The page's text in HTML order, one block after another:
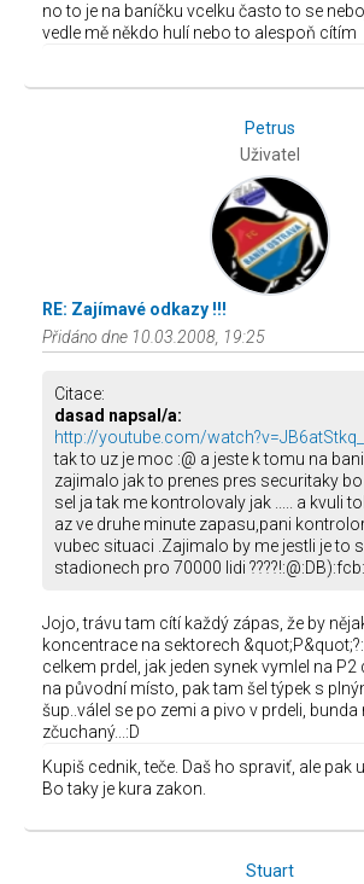
no to je na baníčku vcelku často to se
vedle mě někdo hulí nebo to alespoň cítím
Petrus
Uživatel
RE: Zajímavé odkazy !!!
Přidáno dne 10.03.2008, 19:25
Citace:
dasad napsal/a:
http://youtube.com/
tak to uz je moc :@ a jeste k tomu na
zajimalo jak to prenes pres securitaky
sel ja tak me kontrolovaly jak ..... a kvuli
az ve druhe minute zapasu,pani
vubec situaci .Zajimalo by me jestli je to
stadionech pro 70000 lidi
Jojo, trávu tam cítí každý zápas, že by
koncentrace na sektorech
celkem prdel, jak jeden synek vymlel na P2
na původní místo, pak tam šel týpek s
šup..válel se po zemi a pivo v prdeli,
zčuchaný...:D
Kupiš cednik, teče. Daš ho spraviť, ale pak
Bo taky je kura zakon.
Stuart